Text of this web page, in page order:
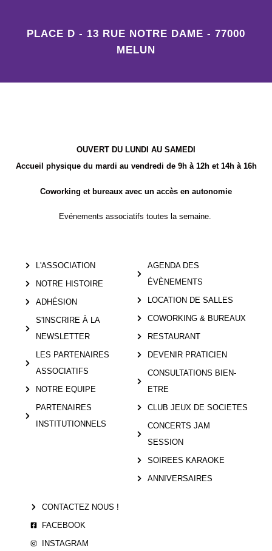
PLACE D - 13 RUE NOTRE DAME - 77000
MELUN
OUVERT DU LUNDI AU SAMEDI
Accueil physique du mardi au vendredi de 9h à 12h et 14h à 16h
Coworking et bureaux avec un accès en autonomie
Evénements associatifs toutes la semaine.
L'ASSOCIATION
NOTRE HISTOIRE
ADHÉSION
S'INSCRIRE À LA
NEWSLETTER
LES PARTENAIRES
ASSOCIATIFS
NOTRE EQUIPE
PARTENAIRES
INSTITUTIONNELS
AGENDA DES
ÉVÈNEMENTS
LOCATION DE SALLES
COWORKING & BUREAUX
RESTAURANT
DEVENIR PRATICIEN
CONSULTATIONS BIEN-
ETRE
CLUB JEUX DE SOCIETES
CONCERTS JAM
SESSION
SOIREES KARAOKE
ANNIVERSAIRES
CONTACTEZ NOUS !
FACEBOOK
INSTAGRAM